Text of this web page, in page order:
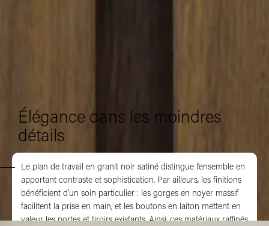
Élégance dans les moindres
détails
Le plan de travail en granit noir satiné distingue l’ensemble en
apportant contraste et sophistication. Par ailleurs, les finitions
bénéficient d’un soin particulier : les gorges en noyer massif
facilitent la prise en main, et les boutons en laiton mettent en
valeur les portes et tiroirs existants. Ainsi, ces matériaux raffinés